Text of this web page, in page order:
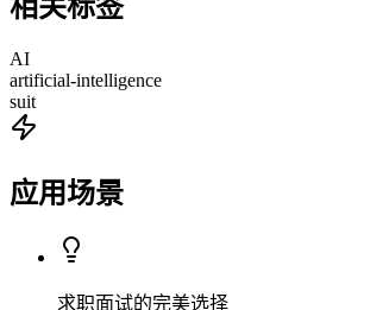
相关标签
AI
artificial-intelligence
suit
应用场景
求职面试的完美选择